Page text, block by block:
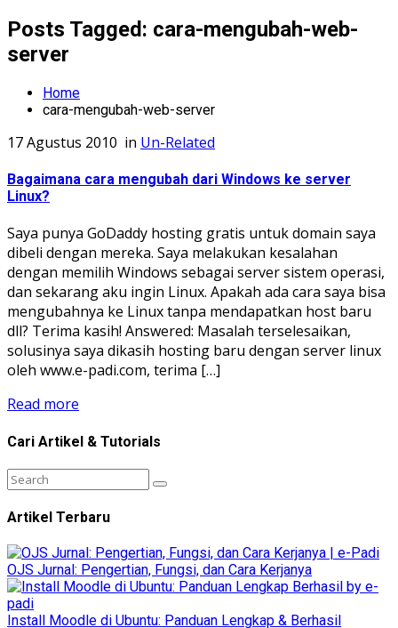
Posts Tagged: cara-mengubah-web-
server
Home
cara-mengubah-web-server
17 Agustus 2010 in Un-Related
Bagaimana cara mengubah dari Windows ke server
Linux?
Saya punya GoDaddy hosting gratis untuk domain saya
dibeli dengan mereka. Saya melakukan kesalahan
dengan memilih Windows sebagai server sistem operasi,
dan sekarang aku ingin Linux. Apakah ada cara saya bisa
mengubahnya ke Linux tanpa mendapatkan host baru
dll? Terima kasih! Answered: Masalah terselesaikan,
solusinya saya dikasih hosting baru dengan server linux
oleh www.e-padi.com, terima […]
Read more
Cari Artikel & Tutorials
Artikel Terbaru
OJS Jurnal: Pengertian, Fungsi, dan Cara Kerjanya
Install Moodle di Ubuntu: Panduan Lengkap & Berhasil